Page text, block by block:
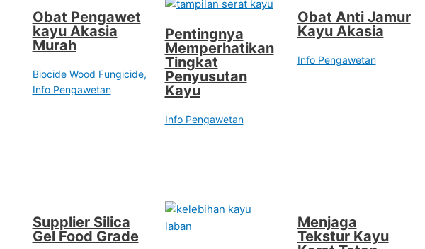
Obat Pengawet
kayu Akasia
Murah
Biocide Wood Fungicide,
Info Pengawetan
Pentingnya
Memperhatikan
Tingkat
Penyusutan
Kayu
Info Pengawetan
Obat Anti Jamur
Kayu Akasia
Info Pengawetan
Supplier Silica
Gel Food Grade
Menjaga
Tekstur Kayu